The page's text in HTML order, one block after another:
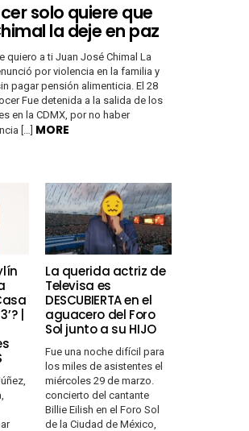
solo quiere que
la deje en paz
quiero a ti Juan José Chimal La
por violencia en la familia y
pagar pensión alimenticia. El 28
Fue detenida a la salida de los
en la CDMX, por no haber
[…] MORE
|
La querida actriz de
Televisa es
DESCUBIERTA en el
aguacero del Foro
Sol junto a su HIJO
Fue una noche difícil para
los miles de asistentes el
miércoles 29 de marzo.
concierto del cantante
Billie Eilish en el Foro Sol
de la Ciudad de México,